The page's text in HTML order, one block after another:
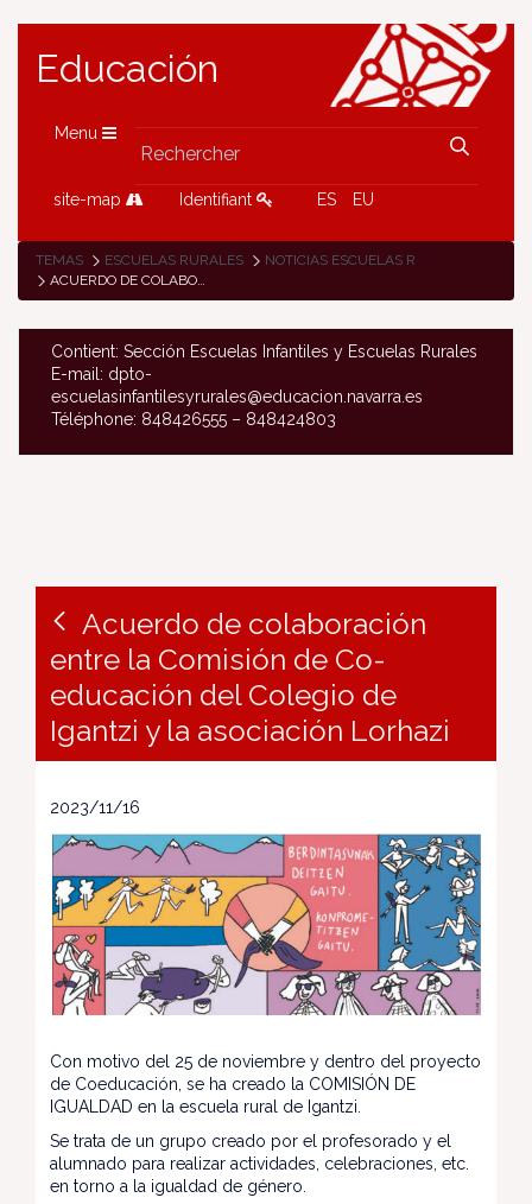
Educación
Menu
site-map Identifiant ES EU
TEMAS ESCUELAS RURALES
NOTICIAS ESCUELAS RURALES
ACUERDO DE COLABORACIÓN ENTRE LA COMISIÓN DE CO-EDUCACIÓN DEL COLEGIO DE IGANTZI Y LA ASOCIACIÓN LORHAZI
Contient: Sección Escuelas Infantiles y Escuelas Rurales
E-mail: dpto-
escuelasinfantilesyrurales@educacion.navarra.es
Téléphone: 848426555 – 848424803
Acuerdo de colaboración
entre la Comisión de Co-
educación del Colegio de
Igantzi y la asociación Lorhazi
2023/11/16
Con motivo del 25 de noviembre y dentro del proyecto
de Coeducación, se ha creado la COMISIÓN DE
IGUALDAD en la escuela rural de Igantzi.
Se trata de un grupo creado por el profesorado y el
alumnado para realizar actividades, celebraciones, etc.
en torno a la igualdad de género.